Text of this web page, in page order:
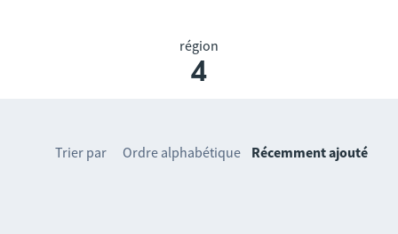
région
4
Trier par Ordre alphabétique Récemment ajouté